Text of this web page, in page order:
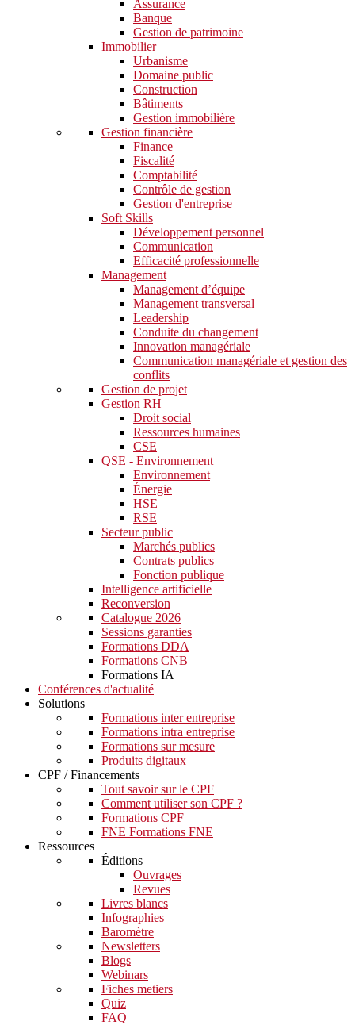
Assurance
Banque
Gestion de patrimoine
Immobilier
Urbanisme
Domaine public
Construction
Bâtiments
Gestion immobilière
Gestion financière
Finance
Fiscalité
Comptabilité
Contrôle de gestion
Gestion d'entreprise
Soft Skills​
Développement personnel
Communication
Efficacité professionnelle
Management
Management d’équipe
Management transversal
Leadership
Conduite du changement
Innovation managériale
Communication managériale et gestion des
conflits
Gestion de projet
Gestion RH
Droit social
Ressources humaines
CSE
QSE - Environnement
Environnement
Énergie
HSE
RSE
Secteur public
Marchés publics
Contrats publics
Fonction publique
Intelligence artificielle
Reconversion
Catalogue 2026
Sessions garanties
Formations DDA
Formations CNB
Formations IA
Conférences d'actualité
Solutions
Formations inter entreprise
Formations intra entreprise
Formations sur mesure
Produits digitaux
CPF / Financements
Tout savoir sur le CPF
Comment utiliser son CPF ?
Formations CPF
FNE Formations FNE
Ressources
Éditions
Ouvrages
Revues
Livres blancs
Infographies
Baromètre
Newsletters
Blogs
Webinars
Fiches metiers
Quiz
FAQ